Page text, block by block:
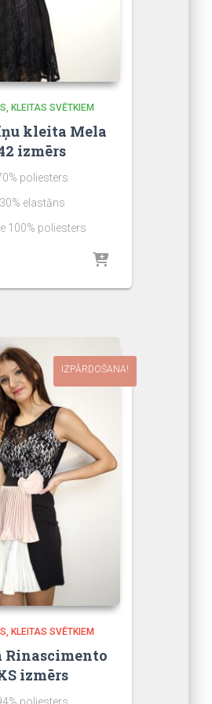
KLEITAS SVĒTKIEM
kleita Mela
izmērs
poliesters
30% elastāns
100% poliesters
IZPĀRDOŠANA!
KLEITAS SVĒTKIEM
Rinascimento
izmērs